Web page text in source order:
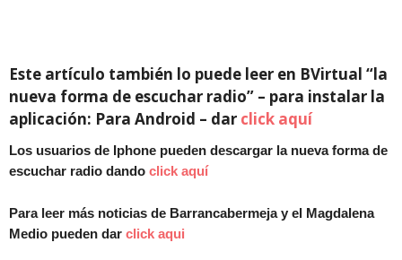
Este artículo también lo puede leer en BVirtual “la
nueva forma de escuchar radio” – para instalar la
aplicación: Para Android – dar click aquí
Los usuarios de Iphone pueden descargar la nueva forma de
escuchar radio dando click aquí
Para leer más noticias de Barrancabermeja y el Magdalena
Medio pueden dar click aqui